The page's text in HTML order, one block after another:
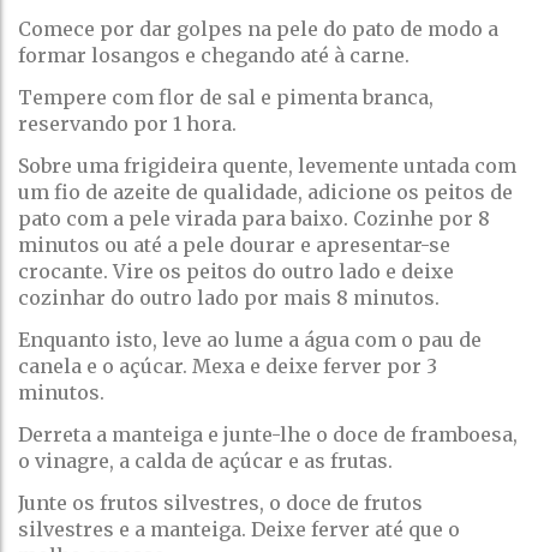
Comece por dar golpes na pele do pato de modo a
formar losangos e chegando até à carne.
Tempere com flor de sal e pimenta branca,
reservando por 1 hora.
Sobre uma frigideira quente, levemente untada com
um fio de azeite de qualidade, adicione os peitos de
pato com a pele virada para baixo. Cozinhe por 8
minutos ou até a pele dourar e apresentar-se
crocante. Vire os peitos do outro lado e deixe
cozinhar do outro lado por mais 8 minutos.
Enquanto isto, leve ao lume a água com o pau de
canela e o açúcar. Mexa e deixe ferver por 3
minutos.
Derreta a manteiga e junte-lhe o doce de framboesa,
o vinagre, a calda de açúcar e as frutas.
Junte os frutos silvestres, o doce de frutos
silvestres e a manteiga. Deixe ferver até que o